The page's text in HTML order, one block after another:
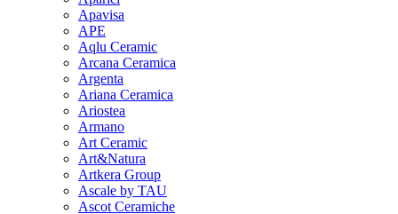
Apavisa
APE
Aqlu Ceramic
Arcana Ceramica
Argenta
Ariana Ceramica
Ariostea
Armano
Art Ceramic
Art&Natura
Artkera Group
Ascale by TAU
Ascot Ceramiche